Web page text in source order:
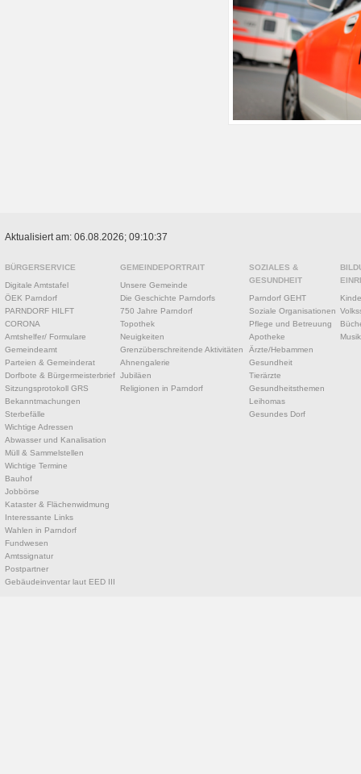
Aktualisiert am: 06.08.2026; 09:10:37
BÜRGERSERVICE
Digitale Amtstafel
ÖEK Parndorf
PARNDORF HILFT
CORONA
Amtshelfer/ Formulare
Gemeindeamt
Parteien & Gemeinderat
Dorfbote & Bürgermeisterbrief
Sitzungsprotokoll GRS
Bekanntmachungen
Sterbefälle
Wichtige Adressen
Abwasser und Kanalisation
Müll & Sammelstellen
Wichtige Termine
Bauhof
Jobbörse
Kataster & Flächenwidmung
Interessante Links
Wahlen in Parndorf
Fundwesen
Amtssignatur
Postpartner
Gebäudeinventar laut EED III
GEMEINDEPORTRAIT
Unsere Gemeinde
Die Geschichte Parndorfs
750 Jahre Parndorf
Topothek
Neuigkeiten
Grenzüberschreitende Aktivitäten
Ahnengalerie
Jubiläen
Religionen in Parndorf
SOZIALES &
GESUNDHEIT
Parndorf GEHT
Soziale Organisationen
Pflege und Betreuung
Apotheke
Ärzte/Hebammen
Gesundheit
Tierärzte
Gesundheitsthemen
Leihomas
Gesundes Dorf